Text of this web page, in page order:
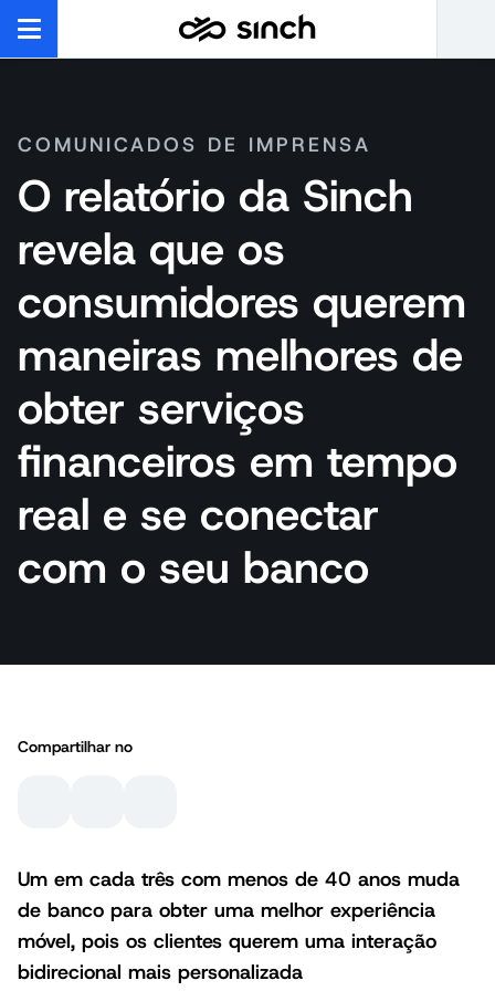
COMUNICADOS DE IMPRENSA
O relatório da Sinch
revela que os
consumidores querem
maneiras melhores de
obter serviços
financeiros em tempo
real e se conectar
com o seu banco
Compartilhar no
Um em cada três com menos de 40 anos muda
de banco para obter uma melhor experiência
móvel, pois os clientes querem uma interação
bidirecional mais personalizada